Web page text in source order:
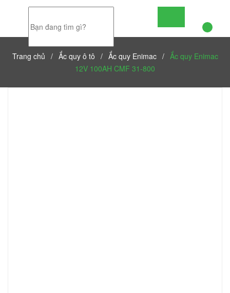
Trang chủ / Ắc quy ô tô / Ắc quy Enimac / Ắc quy Enimac
12V 100AH CMF 31-800